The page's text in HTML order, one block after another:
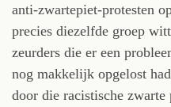
anti-zwartepiet-protesten
precies diezelfde groep
zeurders die er een
nog makkelijk opgelost
door die racistische